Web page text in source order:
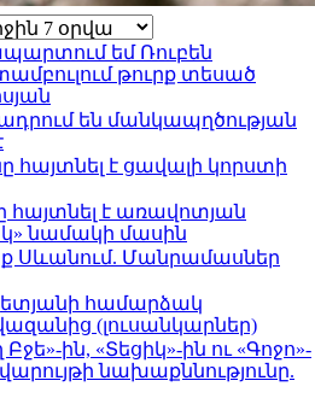
եմ Ռուբեն
թուրք տեսած
են մանկապղծության
հայտնել է ցավալի կորստի
հայտնել է առավոտյան
նամակի մասին
Սևանում. Մանրամասներ
համարձակ
(լուսանկարներ)
ին, «Տեցիկ»-ին ու «Գոջո»-
նախաքննությունը.